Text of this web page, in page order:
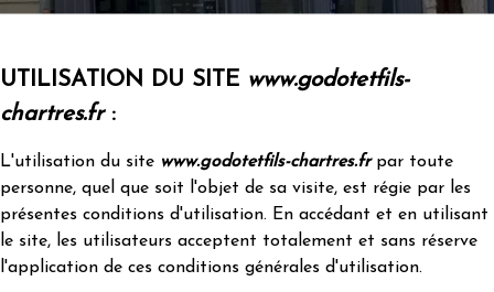
UTILISATION DU SITE www.godotetfils-
chartres.fr:
L'utilisation du site www.godotetfils-chartres.frpar toute
personne, quel que soit l'objet de sa visite, est régie par les
présentes conditions d'utilisation. En accédant et en utilisant
le site, les utilisateurs acceptent totalement et sans réserve
l'application de ces conditions générales d'utilisation.